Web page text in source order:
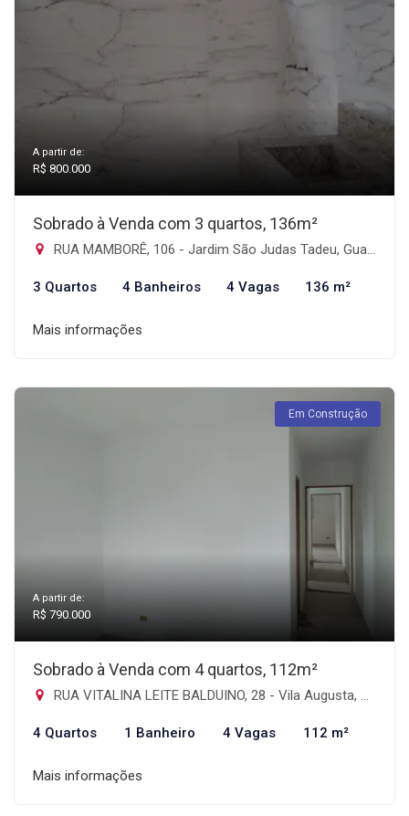
A partir de:
R$ 800.000
Sobrado à Venda com 3 quartos, 136m²
RUA MAMBORÊ, 106 - Jardim São Judas Tadeu, Guarulhos-SP
3 Quartos 4 Banheiros 4 Vagas 136 m²
Mais informações
Em Construção
A partir de:
R$ 790.000
Sobrado à Venda com 4 quartos, 112m²
RUA VITALINA LEITE BALDUINO, 28 - Vila Augusta, Guarulhos-SP
4 Quartos 1 Banheiro 4 Vagas 112 m²
Mais informações